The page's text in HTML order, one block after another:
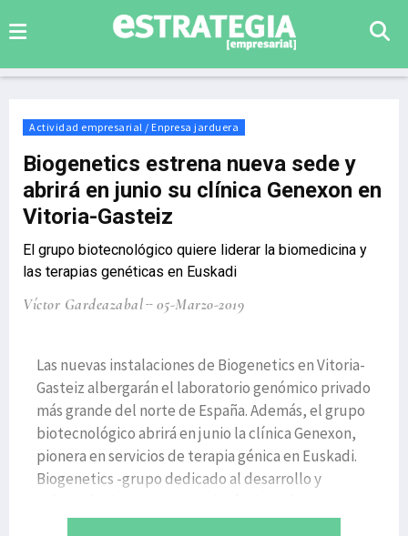
Actividad empresarial / Enpresa jarduera
Biogenetics estrena nueva sede y
abrirá en junio su clínica Genexon en
Vitoria-Gasteiz
El grupo biotecnológico quiere liderar la biomedicina y
las terapias genéticas en Euskadi
Víctor Gardeazabal 05-Marzo-2019
Las nuevas instalaciones de Biogenetics en Vitoria-
Gasteiz albergarán el laboratorio genómico privado
más grande del norte de España. Además, el grupo
biotecnológico abrirá en junio la clínica Genexon,
pionera en servicios de terapia génica en Euskadi.
Biogenetics -grupo dedicado al desarrollo y